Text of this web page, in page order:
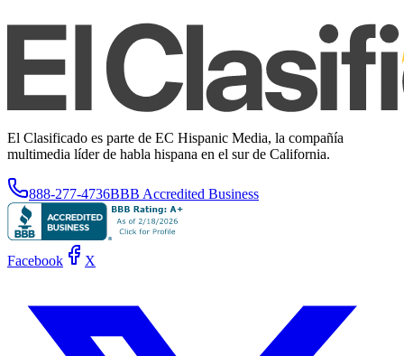
El Clasificado es parte de EC Hispanic Media, la compañía
multimedia líder de habla hispana en el sur de California.
888-277-4736BBB Accredited Business
Facebook X